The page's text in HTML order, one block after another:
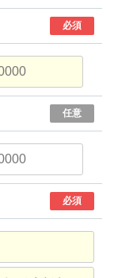
必須
任意
必須